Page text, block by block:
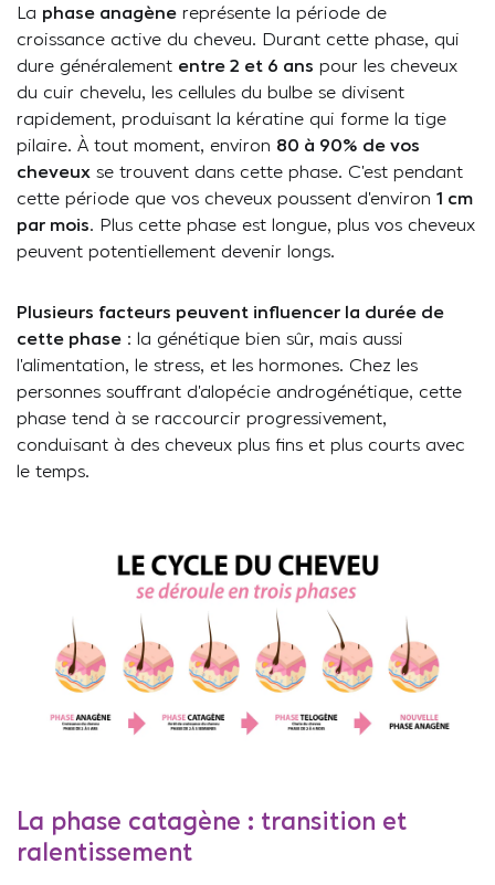
La phase anagène représente la période de
croissance active du cheveu. Durant cette phase, qui
dure généralement entre 2 et 6 ans pour les cheveux
du cuir chevelu, les cellules du bulbe se divisent
rapidement, produisant la kératine qui forme la tige
pilaire. À tout moment, environ 80 à 90% de vos
cheveux se trouvent dans cette phase. C’est pendant
cette période que vos cheveux poussent d’environ 1 cm
par mois. Plus cette phase est longue, plus vos cheveux
peuvent potentiellement devenir longs.
Plusieurs facteurs peuvent influencer la durée de
cette phase : la génétique bien sûr, mais aussi
l’alimentation, le stress, et les hormones. Chez les
personnes souffrant d’alopécie androgénétique, cette
phase tend à se raccourcir progressivement,
conduisant à des cheveux plus fins et plus courts avec
le temps.
La phase catagène : transition et
ralentissement